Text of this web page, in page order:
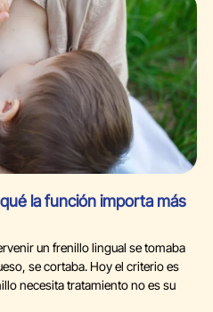
la función importa más
un frenillo lingual se tomaba
se cortaba. Hoy el criterio es
necesita tratamiento no es su